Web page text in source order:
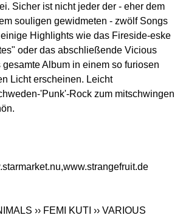
Sicher ist nicht jeder der - eher dem
souligen gewidmeten - zwölf Songs
Highlights wie das Fireside-eske
oder das abschließende Vicious
Album in einem so furiosen
Licht erscheinen. Leicht
'Punk'-Rock zum mitschwingen
,www.strangefruit.de
›› FEMI KUTI ›› VARIOUS